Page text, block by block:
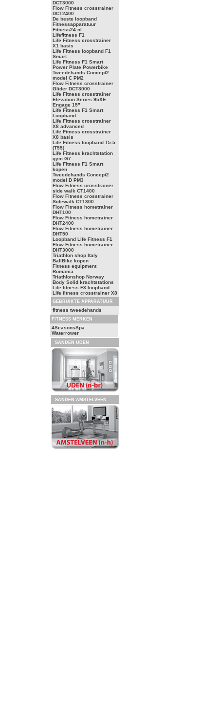
DCT3000
Flow Fitness crosstrainer
DCT2400
De beste loopband
Fitnessapparatuur
Fitness24.nl
Lifefitness F1
Life Fitness crosstrainer
X1 basis
Life Fitness loopband F1
Smart
Life Fitness F1 Smart
Power Plate Powerbike
Tweedehands Concept2
model C PM2
Flow Fitness crosstrainer
Glider DCT3000
Life Fitness crosstrainer
Elevation Series 95XE
Engage 15"
Life Fitness F1 Smart
Loopband
Life Fitness crosstrainer
X8 advanced
Life Fitness crosstrainer
X8 basis
Life Fitness loopband T5-5
(T55)
Life Fitness krachtstation
gym G7
Life Fitness F1 Smart
kopen
Tweedehands Concept2
model D PM3
Flow Fitness crosstrainer
side walk CT1400
Flow Fitness crosstrainer
Sidewalk CT1300
Flow Fitness hometrainer
DHT100
Flow Fitness hometrainer
DHT2400
Flow Fitness hometrainer
DHT50
Loopband Life Fitness F1
Flow Fitness hometrainer
DHT3000
Triathlon shop Italy
BallBike kopen
Fitness equipment
Romania
Triathlonshop Norway
Body Solid krachtstations
Life fitness F3 loopband
Life fitness crosstrainer X8
GEBRUIKTE APPARATUUR
fitness tweedehands
FITNESS MERKEN
4SeasonsSpa
Waterrower
SANDEN UDEN
SANDEN AMSTELVEEN